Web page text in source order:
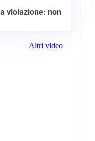
violazione: non
Altri video